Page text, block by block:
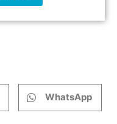
WhatsApp